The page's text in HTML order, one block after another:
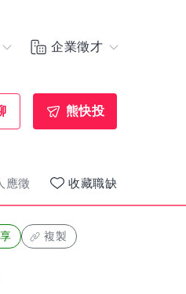
企業徵才
熊快投
應徵 收藏職缺
複製